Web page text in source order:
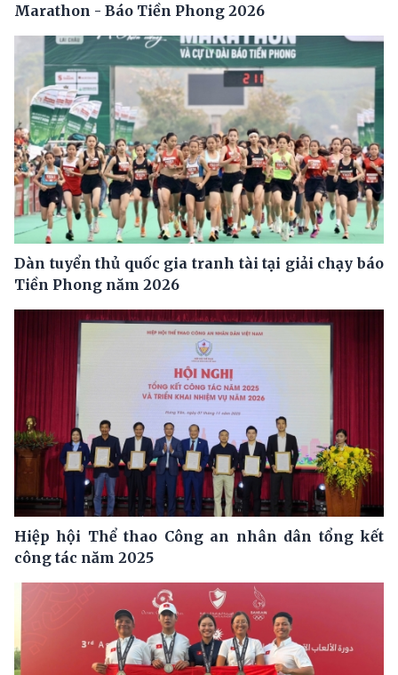
Marathon - Báo Tiền Phong 2026
Dàn tuyển thủ quốc gia tranh tài tại giải chạy báo
Tiền Phong năm 2026
Hiệp hội Thể thao Công an nhân dân tổng kết
công tác năm 2025